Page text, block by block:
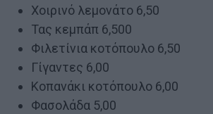
Χοιρινό λεμονάτο 6,50
Τας κεμπάπ 6,500
Φιλετίνια κοτόπουλο 6,50
Γίγαντες 6,00
Κοπανάκι κοτόπουλο 6,00
Φασολάδα 5,00